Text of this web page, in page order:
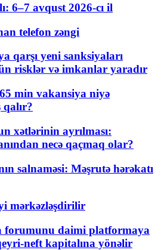
6–7 avqust 2026-cı il
telefon zəngi
qarşı yeni sanksiyaları
risklər və imkanlar yaradır
min vakansiya niyə
xətlərinin ayrılması:
necə qaçmaq olar?
salnaməsi: Məşrutə hərəkatı
mərkəzləşdirilir
forumunu daimi platformaya
neft kapitalına yönəlir